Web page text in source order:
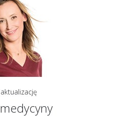
aktualizację